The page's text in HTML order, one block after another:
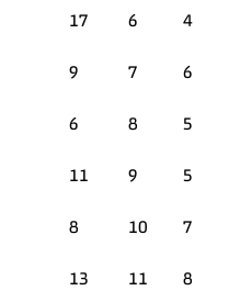
4
6
17
6
7
9
5
8
6
5
9
11
7
10
8
8
11
13